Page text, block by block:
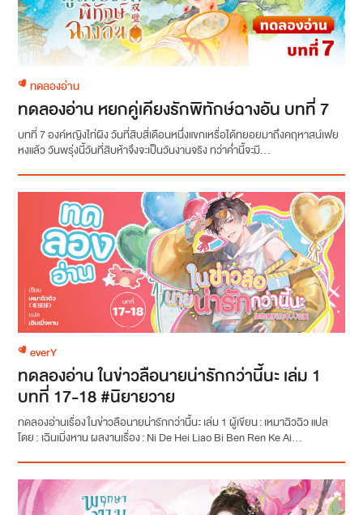
ทดลองอ่าน
ทดลองอ่าน หยกคู่เคียงรักพิทักษ์ฉางอัน บทที่ 7
บทที่ 7 องค์หญิงไท่ผิง วันที่สิบสี่เดือนหนึ่งแขกเหรื่อได้ทยอยมาถึงคฤหาสน์เฟย
หงแล้ว วันพรุ่งนี้วันที่สิบห้าจึงจะเป็นวันงานจริง ทว่าค่ำนี้จะมี...
everY
ทดลองอ่าน ในข่าวลือนายน่ารักกว่านี้นะ เล่ม 1
บทที่ 17-18 #นิยายวาย
ทดลองอ่านเรื่อง ในข่าวลือนายน่ารักกว่านี้นะ เล่ม 1 ผู้เขียน : เหมาฉิวฉิว แปล
โดย : เฉินเมิ่งหาน ผลงานเรื่อง : Ni De Hei Liao Bi Ben Ren Ke Ai...